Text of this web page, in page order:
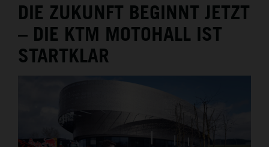
DEUTSCH
ENGLISH
MEDIA
DIE ZUKUNFT BEGINNT JETZT
– DIE KTM MOTOHALL IST
STARTKLAR